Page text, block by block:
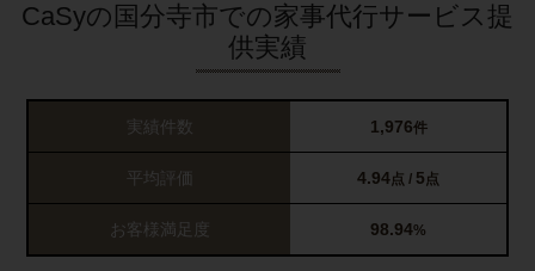
CaSyの国分寺市での家事代行サービス提
供実績
実績件数 1,976件
平均評価 4.94点 / 5 点
お客様満足度 98.94%